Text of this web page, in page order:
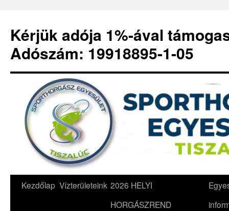
Kérjük adója 1%-ával
Adószám: 19918895-1-05
Kilépés
Kezdőlap Vízterületeink 2026 HELYI
HORGÁSZREND